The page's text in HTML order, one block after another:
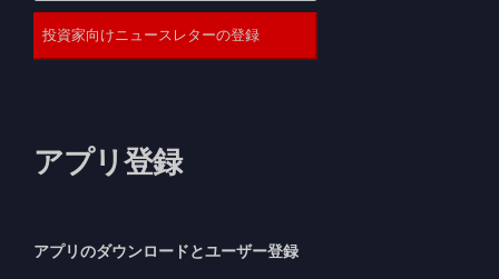
アプリ登録
アプリのダウンロードとユーザー登録